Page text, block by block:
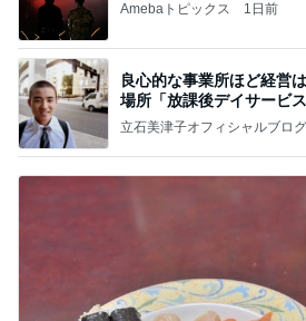
Amebaトピックス 1日前
良心的な事業所ほど経営
場所「放課後デイサービ
実の
立石美津子オフィシャルブロ